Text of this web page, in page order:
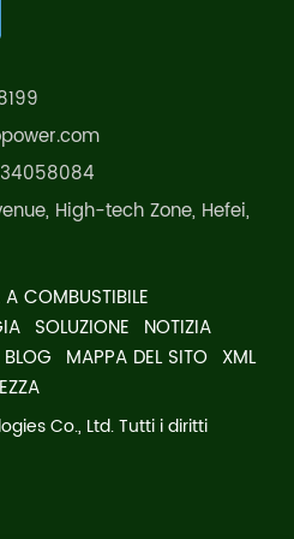
High-tech Zone, Hefei,
A COMBUSTIBILE
SOLUZIONE NOTIZIA
BLOG MAPPA DEL SITO XML
Co., Ltd. Tutti i diritti